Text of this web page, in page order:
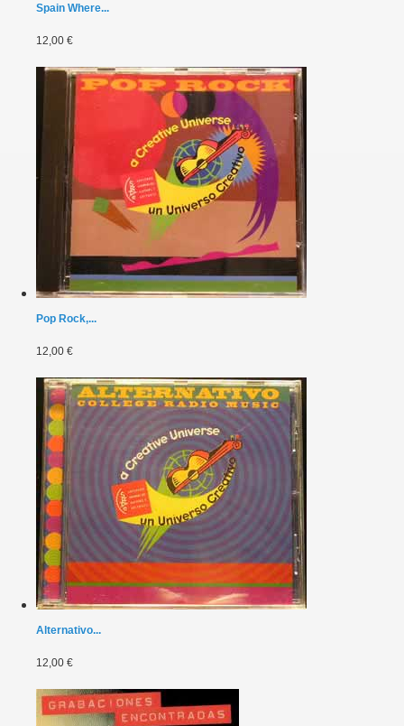
Spain Where...
12,00 €
Pop Rock,...
12,00 €
Alternativo...
12,00 €